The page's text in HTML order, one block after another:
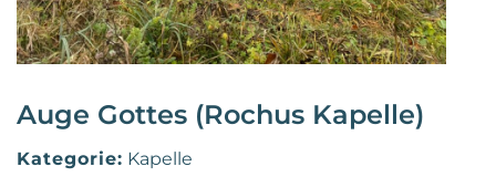
Auge Gottes (Rochus Kapelle)
Kategorie: Kapelle